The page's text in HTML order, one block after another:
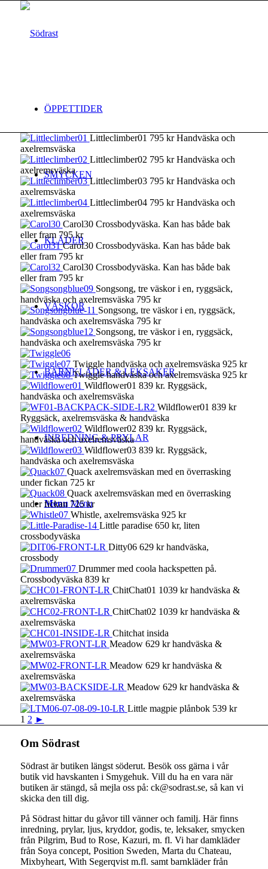
ÖPPETTIDER
SMYCKEN
KLÄDER
VÄSKOR
BARNKLÄDER & LEKSAKER
INREDNING & PRYLAR
Menu Menu
Littleclimber01 795 kr Handväska och
axelremsväska
Littleclimber02 795 kr Handväska och
axelremsväska
Littleclimber03 795 kr Handväska och
axelremsväska
Littleclimber04 795 kr Handväska och
axelremsväska
Carol30 Crossbodyväska. Kan has både bak
eller fram 795 kr
Carol30 Crossbodyväska. Kan has både bak
eller fram 795 kr
Carol30 Crossbodyväska. Kan has både bak
eller fram 795 kr
Songsong, tre väskor i en, ryggsäck,
handväska och axelremsväska 795 kr
Songsong, tre väskor i en, ryggsäck,
handväska och axelremsväska 795 kr
Songsong, tre väskor i en, ryggsäck,
handväska och axelremsväska 795 kr
Twiggle handväska och axelremsväska 925 kr
Twiggle handväska och axelremsväska 925 kr
Wildflower01 839 kr. Ryggsäck,
handväska och axelremsväska
Wildflower01 839 kr
Ryggsäck, axelremsväska & handväska
Wildflower02 839 kr. Ryggsäck,
handväska och axelremsväska
Wildflower03 839 kr. Ryggsäck,
handväska och axelremsväska
Quack axelremsväskan med en överrasking
under fickan 725 kr
Quack axelremsväskan med en överrasking
under fickan 725 kr
Whistle, axelremsväska 925 kr
Little paradise 650 kr, liten
crossbodyväska
Ditty06 629 kr handväska,
crossbody
Drummer med coola hackspetten på.
Crossbodyväska 839 kr
ChitChat01 1039 kr handväska &
axelremsväska
ChitChat02 1039 kr handväska &
axelremsväska
Chitchat insida
Meadow 629 kr handväska &
axelremsväska
Meadow 629 kr handväska &
axelremsväska
Meadow 629 kr handväska &
axelremsväska
Little magpie plånbok 539 kr
1 2 ►
Om Södrast
Södrast är butiken längst söderut. Besök oss gärna i vår
butik vid havskanten i Smygehuk. Vill du ha en vara när
butiken är stängd, så mejla oss på: ck@sodrast.se, så kan vi
skicka den till dig.
På Södrast hittar du gåvor till vänner och familj. Här finns
inredning, prylar, ljus, kryddor, godis, te, leksaker, smycken
från Pilgrim, Bud to Rose, Kazuri, m. fl. Vi har damkläder
från Soya concept, Position Sweden, Marta du Chateau,
Mixbyheart, With Segerqvist m.fl. samt barnkläder från